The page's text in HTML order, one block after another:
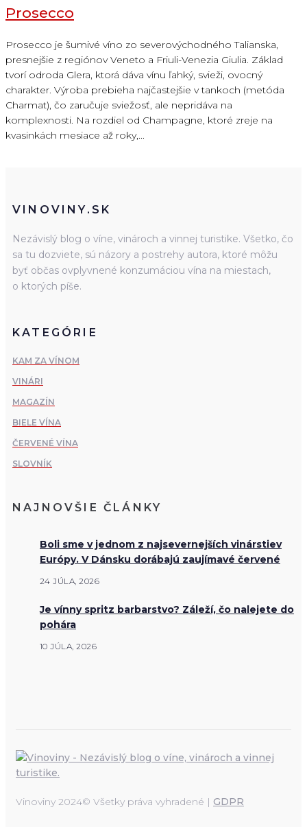
Prosecco
Prosecco je šumivé víno zo severovýchodného Talianska,
presnejšie z regiónov Veneto a Friuli-Venezia Giulia. Základ
tvorí odroda Glera, ktorá dáva vínu ľahký, svieži, ovocný
charakter. Výroba prebieha najčastejšie v tankoch (metóda
Charmat), čo zaručuje sviežosť, ale nepridáva na
komplexnosti. Na rozdiel od Champagne, ktoré zreje na
kvasinkách mesiace až roky,...
VINOVINY.SK
Nezávislý blog o víne, vinároch a vinnej turistike. Všetko, čo
sa tu dozviete, sú názory a postrehy autora, ktoré môžu
byť občas ovplyvnené konzumáciou vína na miestach,
o ktorých píše.
KATEGÓRIE
KAM ZA VÍNOM
VINÁRI
MAGAZÍN
BIELE VÍNA
ČERVENÉ VÍNA
SLOVNÍK
NAJNOVŠIE ČLÁNKY
Boli sme v jednom z najsevernejších vinárstiev
Európy. V Dánsku dorábajú zaujímavé červené
24 JÚLA, 2026
Je vínny spritz barbarstvo? Záleží, čo nalejete do
pohára
10 JÚLA, 2026
Vinoviny 2024© Všetky práva vyhradené | GDPR